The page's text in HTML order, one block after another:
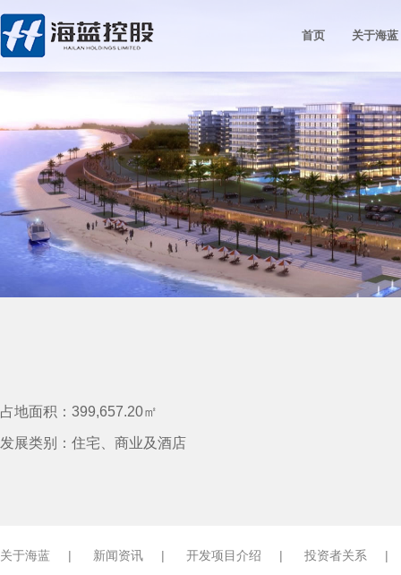
首页 关于海蓝
占地面积：399,657.20㎡
发展类别：住宅、商业及酒店
关于海蓝 | 新闻资讯 | 开发项目介绍 | 投资者关系 |